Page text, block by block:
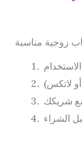
زوجية مناسبة
لاتكس)
شريكك
الشراء